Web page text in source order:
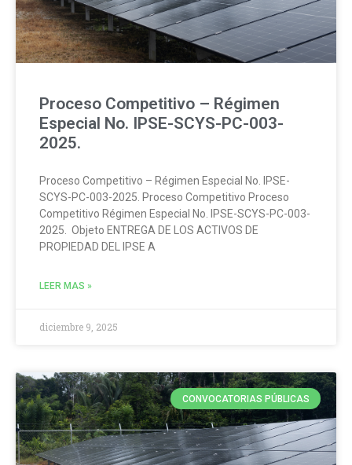
Proceso Competitivo – Régimen
Especial No. IPSE-SCYS-PC-003-
2025.
Proceso Competitivo – Régimen Especial No. IPSE-
SCYS-PC-003-2025. Proceso Competitivo Proceso
Competitivo Régimen Especial No. IPSE-SCYS-PC-003-
2025. Objeto ENTREGA DE LOS ACTIVOS DE
PROPIEDAD DEL IPSE A
LEER MAS »
diciembre 9, 2025
CONVOCATORIAS PÚBLICAS